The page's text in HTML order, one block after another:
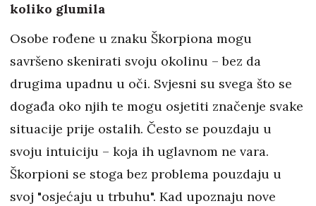
koliko glumila
Osobe rođene u znaku Škorpiona mogu
savršeno skenirati svoju okolinu – bez da
drugima upadnu u oči. Svjesni su svega što se
događa oko njih te mogu osjetiti značenje svake
situacije prije ostalih. Često se pouzdaju u
svoju intuiciju – koja ih uglavnom ne vara.
Škorpioni se stoga bez problema pouzdaju u
svoj "osjećaju u trbuhu". Kad upoznaju nove